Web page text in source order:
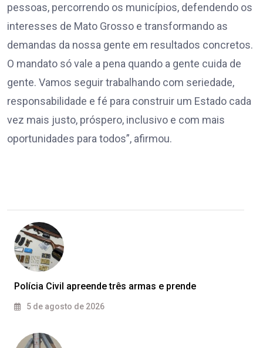
pessoas, percorrendo os municípios, defendendo os
interesses de Mato Grosso e transformando as
demandas da nossa gente em resultados concretos.
O mandato só vale a pena quando a gente cuida de
gente. Vamos seguir trabalhando com seriedade,
responsabilidade e fé para construir um Estado cada
vez mais justo, próspero, inclusivo e com mais
oportunidades para todos”, afirmou.
Polícia Civil apreende três armas e prende
5 de agosto de 2026